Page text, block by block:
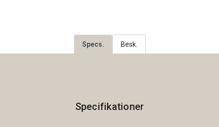
Specs. Besk.
Specifikationer